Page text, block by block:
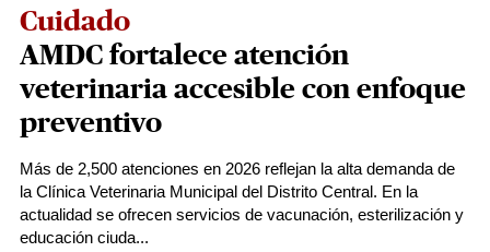
Cuidado
AMDC fortalece atención
veterinaria accesible con enfoque
preventivo
Más de 2,500 atenciones en 2026 reflejan la alta demanda de
la Clínica Veterinaria Municipal del Distrito Central. En la
actualidad se ofrecen servicios de vacunación, esterilización y
educación ciuda...